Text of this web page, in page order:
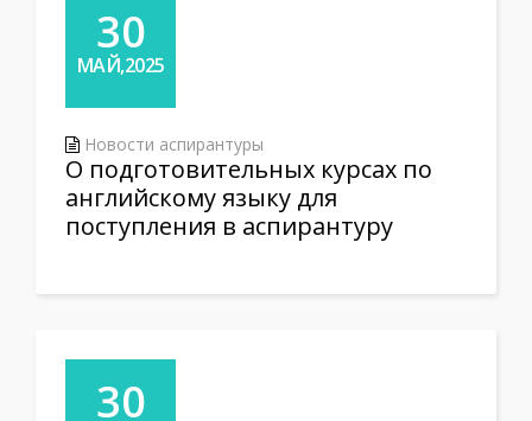
30
МАЙ,2025
Новости аспирантуры
О подготовительных курсах по
английскому языку для
поступления в аспирантуру
30